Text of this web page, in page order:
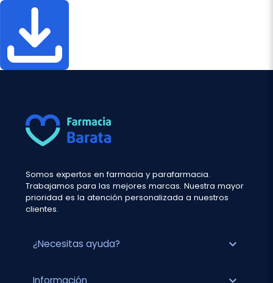
Somos expertos en farmacia y parafarmacia.
Trabajamos para las mejores marcas. Nuestra mayor
prioridad es la atención personalizada a nuestros
clientes.
¿Necesitas ayuda? expand_more
Información